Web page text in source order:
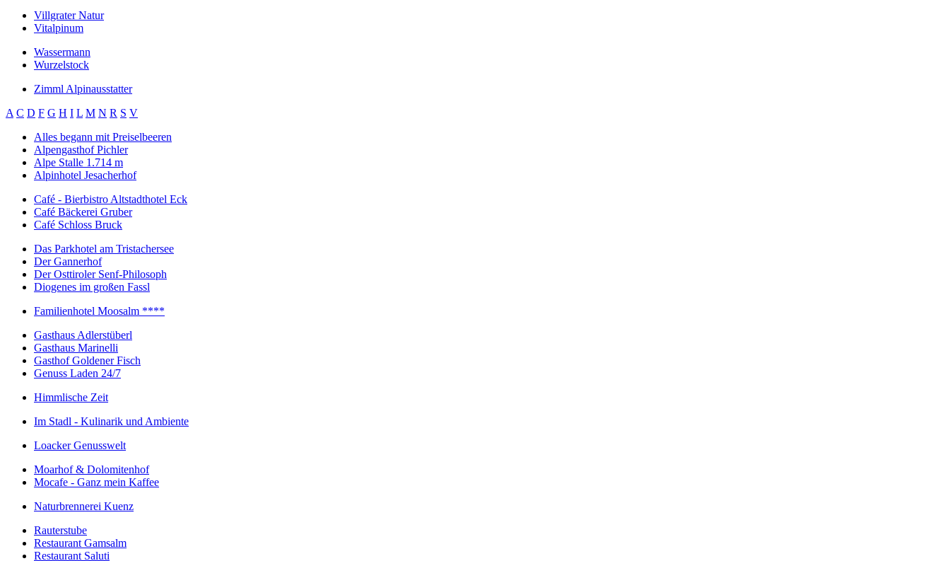
Villgrater Natur
Vitalpinum
Wassermann
Wurzelstock
Zimml Alpinausstatter
A C D F G H I L M N R S V
Alles begann mit Preiselbeeren
Alpengasthof Pichler
Alpe Stalle 1.714 m
Alpinhotel Jesacherhof
Café - Bierbistro Altstadthotel Eck
Café Bäckerei Gruber
Café Schloss Bruck
Das Parkhotel am Tristachersee
Der Gannerhof
Der Osttiroler Senf-Philosoph
Diogenes im großen Fassl
Familienhotel Moosalm ****
Gasthaus Adlerstüberl
Gasthaus Marinelli
Gasthof Goldener Fisch
Genuss Laden 24/7
Himmlische Zeit
Im Stadl - Kulinarik und Ambiente
Loacker Genusswelt
Moarhof & Dolomitenhof
Mocafe - Ganz mein Kaffee
Naturbrennerei Kuenz
Rauterstube
Restaurant Gamsalm
Restaurant Saluti